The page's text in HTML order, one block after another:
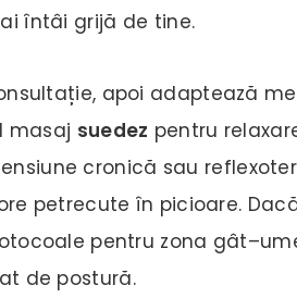
întâi grijă de tine.
apoi adaptează
masaj suedez pentru
cronică sau
petrecute în picioare.
pentru zona
de postură.